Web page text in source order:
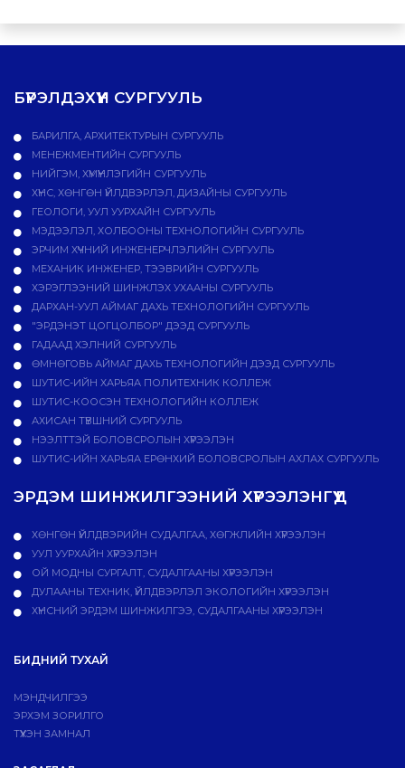
БҮРЭЛДЭХҮҮН СУРГУУЛЬ
БАРИЛГА, АРХИТЕКТУРЫН СУРГУУЛЬ
МЕНЕЖМЕНТИЙН СУРГУУЛЬ
НИЙГЭМ, ХҮМҮҮНЛЭГИЙН СУРГУУЛЬ
ХҮНС, ХӨНГӨН ҮЙЛДВЭРЛЭЛ, ДИЗАЙНЫ СУРГУУЛЬ
ГЕОЛОГИ, УУЛ УУРХАЙН СУРГУУЛЬ
МЭДЭЭЛЭЛ, ХОЛБООНЫ ТЕХНОЛОГИЙН СУРГУУЛЬ
ЭРЧИМ ХҮЧНИЙ ИНЖЕНЕРЧЛЭЛИЙН СУРГУУЛЬ
МЕХАНИК ИНЖЕНЕР, ТЭЭВРИЙН СУРГУУЛЬ
ХЭРЭГЛЭЭНИЙ ШИНЖЛЭХ УХААНЫ СУРГУУЛЬ
ДАРХАН-УУЛ АЙМАГ ДАХЬ ТЕХНОЛОГИЙН СУРГУУЛЬ
"ЭРДЭНЭТ ЦОГЦОЛБОР" ДЭЭД СУРГУУЛЬ
ГАДААД ХЭЛНИЙ СУРГУУЛЬ
ӨМНӨГОВЬ АЙМАГ ДАХЬ ТЕХНОЛОГИЙН ДЭЭД СУРГУУЛЬ
ШУТИС-ИЙН ХАРЬЯА ПОЛИТЕХНИК КОЛЛЕЖ
ШУТИС-КООСЭН ТЕХНОЛОГИЙН КОЛЛЕЖ
АХИСАН ТҮВШНИЙ СУРГУУЛЬ
НЭЭЛТТЭЙ БОЛОВСРОЛЫН ХҮРЭЭЛЭН
ШУТИС-ИЙН ХАРЬЯА ЕРӨНХИЙ БОЛОВСРОЛЫН АХЛАХ СУРГУУЛЬ
ЭРДЭМ ШИНЖИЛГЭЭНИЙ ХҮРЭЭЛЭНГҮҮД
ХӨНГӨН ҮЙЛДВЭРИЙН СУДАЛГАА, ХӨГЖЛИЙН ХҮРЭЭЛЭН
УУЛ УУРХАЙН ХҮРЭЭЛЭН
ОЙ МОДНЫ СУРГАЛТ, СУДАЛГААНЫ ХҮРЭЭЛЭН
ДУЛААНЫ ТЕХНИК, ҮЙЛДВЭРЛЭЛ ЭКОЛОГИЙН ХҮРЭЭЛЭН
ХҮНСНИЙ ЭРДЭМ ШИНЖИЛГЭЭ, СУДАЛГААНЫ ХҮРЭЭЛЭН
БИДНИЙ ТУХАЙ
МЭНДЧИЛГЭЭ
ЭРХЭМ ЗОРИЛГО
ТҮҮХЭН ЗАМНАЛ